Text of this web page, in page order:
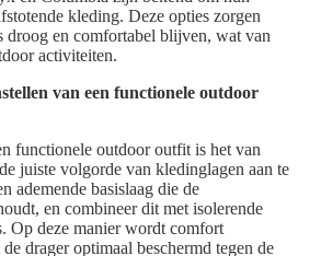
kleding. Deze opties zorgen
droog en comfortabel blijven, wat van
activiteiten.
van een functionele outdoor
functionele outdoor outfit is het van
juiste volgorde van kledinglagen aan te
ademende basislaag die de
en combineer dit met isolerende
Op deze manier wordt comfort
drager optimaal beschermd tegen de